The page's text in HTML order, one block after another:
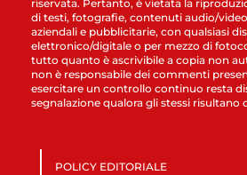
riservata. Pertanto, è vietata la
di testi, fotografie, contenuti audio/
aziendali e pubblicitarie, con qualsiasi
elettronico/digitale o per mezzo di
tutto quanto è ascrivibile a copia non
non è responsabile dei commenti
esercitare un controllo continuo resta
segnalazione qualora gli stessi risultano
POLICY EDITORIALE